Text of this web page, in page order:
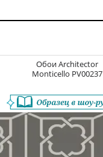
ОбоиArchitector
Monticello PV00237